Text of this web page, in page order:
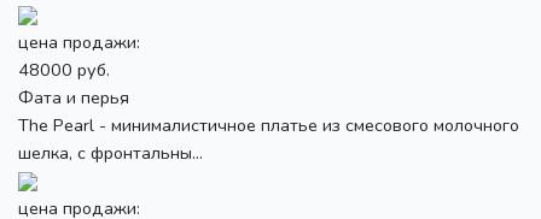
цена продажи:
48000 руб.
Фата и перья
The Pearl - минималистичное платье из смесового молочного
шелка, с фронтальны...
цена продажи: